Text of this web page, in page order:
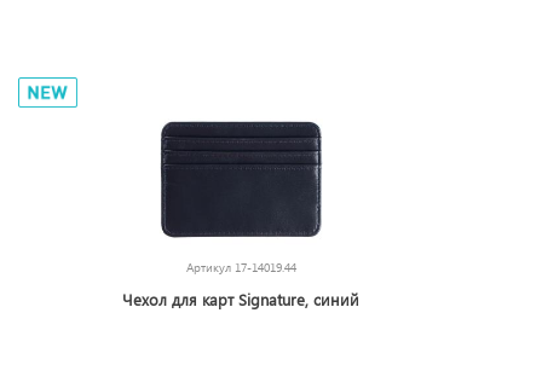
Артикул 17-14019.44
Чехол для карт Signature, синий